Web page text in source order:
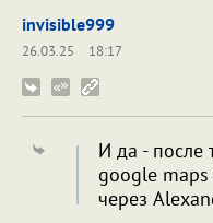
invisible999
26.03.25
18:17
И да - после
google maps
через